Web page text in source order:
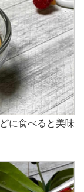
に食べると美味